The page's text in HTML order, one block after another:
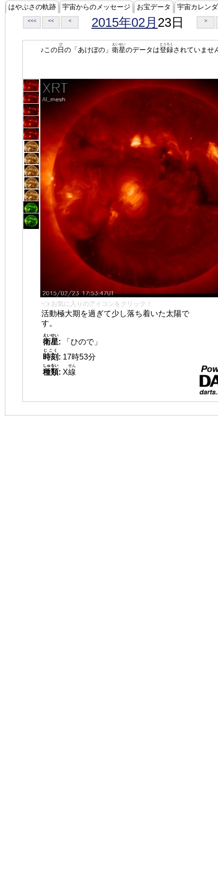
はやぶさの軌跡 宇宙からのメッセージ お宝データ 宇宙カレン
<<< << < 2015年02月 23日 >
♪この日
ひ
の「あけぼの」 衛星
えいせい
のデータは登録
とうろく
されていませ
👈 お気に入りのアイコンをクリック！
活動極大期を過ぎて少し落ち着いた太陽で
す。
衛星
えいせい
:
「ひので」
時刻
じこく
: 17時53分
種類
しゅるい
: X線
せん